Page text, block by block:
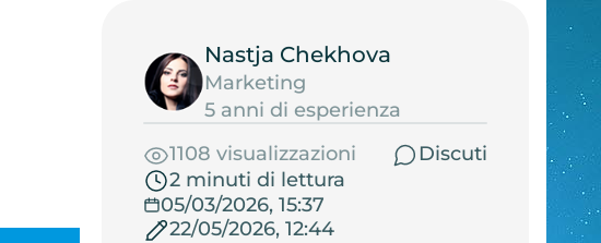
Nastja Chekhova
Marketing
5 anni di esperienza
1108 visualizzazioni
Discuti
2 minuti di lettura
05/03/2026, 15:37
22/05/2026, 12:44